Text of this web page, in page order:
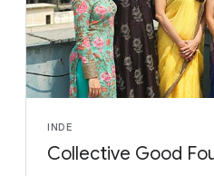
INDE
Collective Good